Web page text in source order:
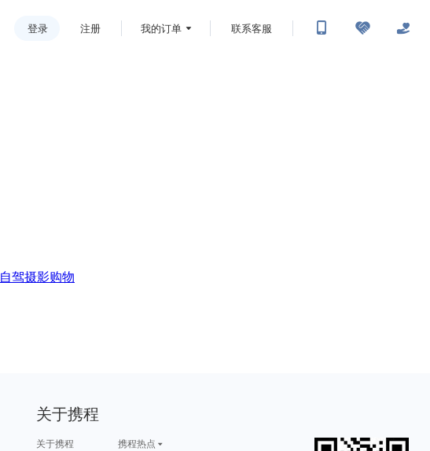
登录 注册 我的订单 联系客服
自驾摄影购物
关于携程
关于携程
携程热点